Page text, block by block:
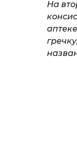
На